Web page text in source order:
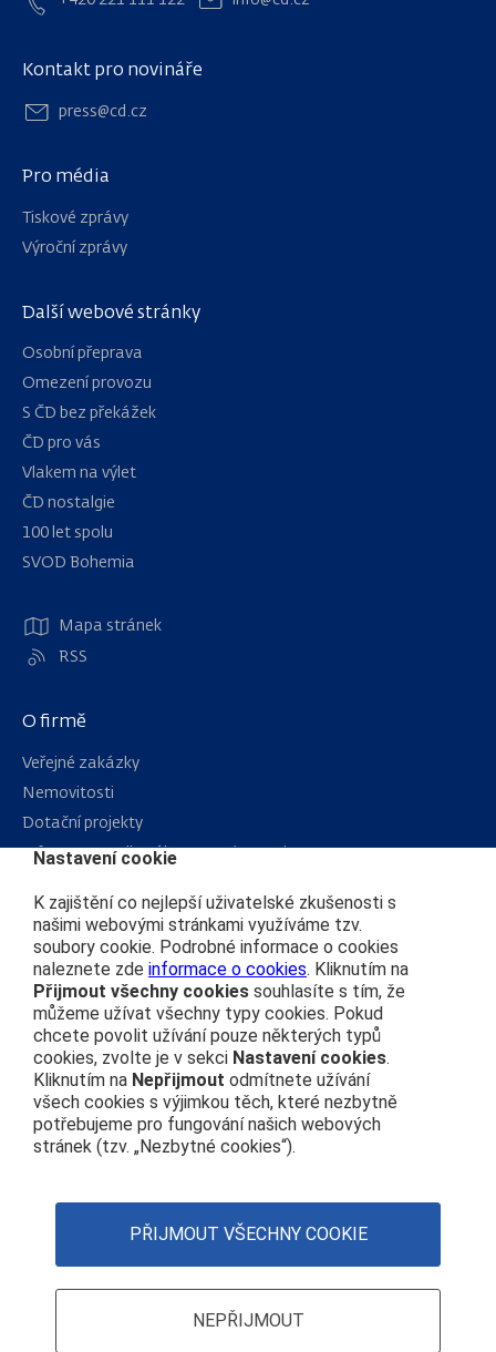
Kontakt pro novináře
press@cd.cz
Centrála
Nábřeží Ludvíka Svobody 1222 110 15 Praha 1
Další webové stránky
Osobní přeprava
Omezení provozu
S ČD bez překážek
ČD pro vás
Vlakem na výlet
ČD nostalgie
100 let spolu
SVOD Bohemia
Mapa stránek
RSS
Čím se řídíme
Ochrana osobních údajů
Prohlášení o přístupnosti
Zásady používání cookies
Nastavení cookies
O firmě
Veřejné zakázky
Nemovitosti
Dotační projekty
Informace podle zákona 106/1999 Sb.
Pro média
Tiskové zprávy
Výroční zprávy
Nastavení cookie
K zajištění co nejlepší uživatelské zkušenosti s
našimi webovými stránkami využíváme tzv.
soubory cookie. Podrobné informace o cookies
naleznete zde informace o cookies. Kliknutím na
Přijmout všechny cookies souhlasíte s tím, že
můžeme užívat všechny typy cookies. Pokud
chcete povolit užívání pouze některých typů
cookies, zvolte je v sekci Nastavení cookies.
Kliknutím na Nepřijmout odmítnete užívání
všech cookies s výjimkou těch, které nezbytně
potřebujeme pro fungování našich webových
stránek (tzv. „Nezbytné cookies“).
PŘIJMOUT VŠECHNY COOKIE
NEPŘIJMOUT